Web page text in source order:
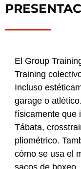
El Group
Training
Incluso
garage o
físicamente que
Tábata,
pliométrico.
cómo se usa el